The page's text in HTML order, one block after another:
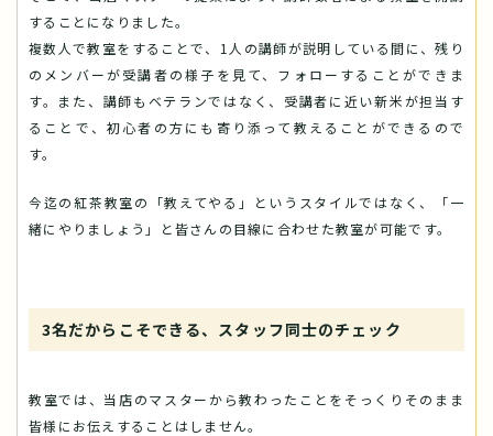
することになりました。
複数人で教室をすることで、1人の講師が説明している間に、残り
のメンバーが受講者の様子を見て、フォローすることができま
す。また、講師もベテランではなく、受講者に近い新米が担当す
ることで、初心者の方にも寄り添って教えることができるので
す。
今迄の紅茶教室の「教えてやる」というスタイルではなく、「一
緒にやりましょう」と皆さんの目線に合わせた教室が可能です。
3名だからこそできる、スタッフ同士のチェック
教室では、当店のマスターから教わったことをそっくりそのまま
皆様にお伝えすることはしません。